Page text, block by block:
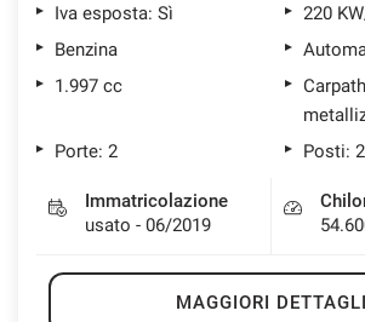
Iva esposta: Sì
220
Benzina
1.997 cc
Porte: 2
Posti: 2
Immatricolazione
usato - 06/2019
MAGGIORI DETTAGLI